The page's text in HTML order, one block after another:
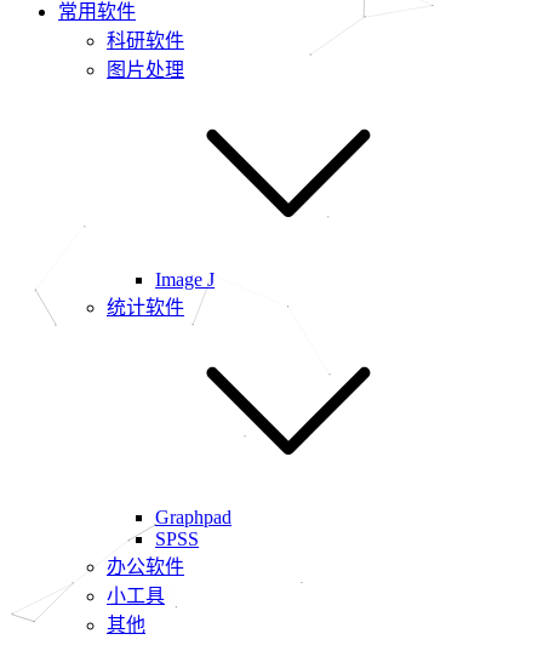
常用软件
科研软件
图片处理
Image J
统计软件
Graphpad
SPSS
办公软件
小工具
其他